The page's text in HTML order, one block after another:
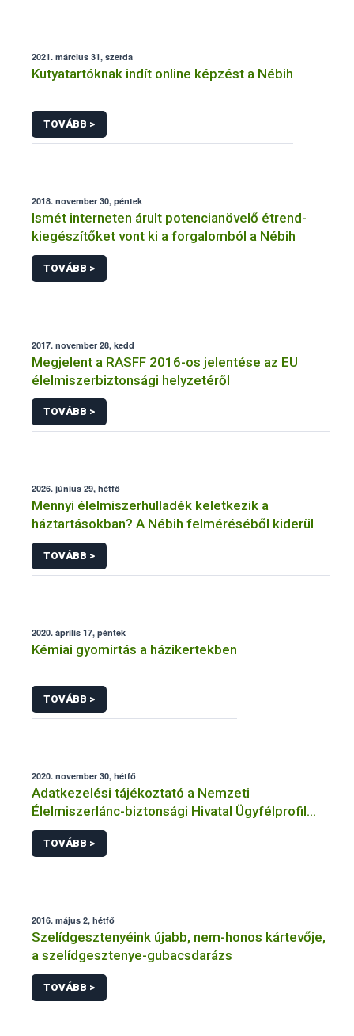
2021. március 31, szerda
Kutyatartóknak indít online képzést a Nébih
TOVÁBB >
2018. november 30, péntek
Ismét interneten árult potencianövelő étrend-
kiegészítőket vont ki a forgalomból a Nébih
TOVÁBB >
2017. november 28, kedd
Megjelent a RASFF 2016-os jelentése az EU
élelmiszerbiztonsági helyzetéről
TOVÁBB >
2026. június 29, hétfő
Mennyi élelmiszerhulladék keletkezik a
háztartásokban? A Nébih felméréséből kiderül
TOVÁBB >
2020. április 17, péntek
Kémiai gyomirtás a házikertekben
TOVÁBB >
2020. november 30, hétfő
Adatkezelési tájékoztató a Nemzeti
Élelmiszerlánc-biztonsági Hivatal Ügyfélprofil
Rendszerben
horgászat/halászat/halgazdálkodás témakörben
intézhető közhatalmi eljárásaihoz kapcsolódó
TOVÁBB >
2016. május 2, hétfő
Szelídgesztenyéink újabb, nem-honos kártevője,
a szelídgesztenye-gubacsdarázs
TOVÁBB >